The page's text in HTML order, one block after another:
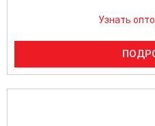
Узнать